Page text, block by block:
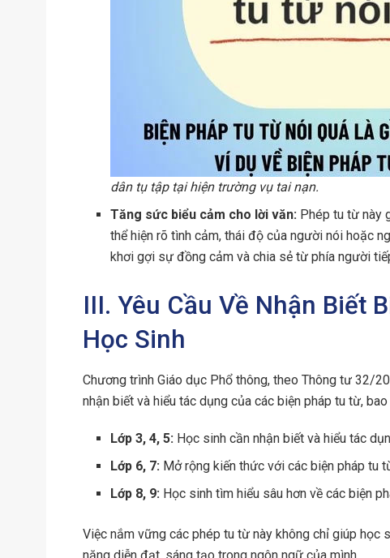
dân tụ tập tại hiện trường vụ tai nạn.
Tăng sức biểu cảm cho lời văn: Phép tu từ này
thể hiện rõ tình cảm, thái độ của người nói hoặc
khơi gợi sự đồng cảm và chia sẻ từ phía người
III. Yêu Cầu Về Nhận Biết
Học Sinh
Chương trình Giáo dục Phổ thông, theo Thông tư 32/
nhận biết và hiểu tác dụng của các biện pháp tu từ,
Lớp 3, 4, 5: Học sinh cần nhận biết và hiểu tác
Lớp 6, 7: Mở rộng kiến thức với các biện pháp tu
Lớp 8, 9: Học sinh tìm hiểu sâu hơn về các biện
Việc nắm vững các phép tu từ này không chỉ giúp học